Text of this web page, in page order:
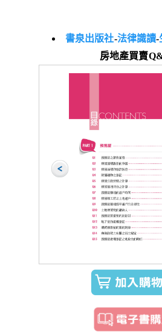
書泉出版社-法律識讀-
房地產買賣